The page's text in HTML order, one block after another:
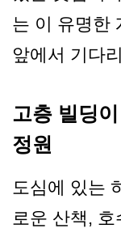
는 이 유명한
앞에서 기다
고층 빌딩
정원
도심에 있는
로운 산책,